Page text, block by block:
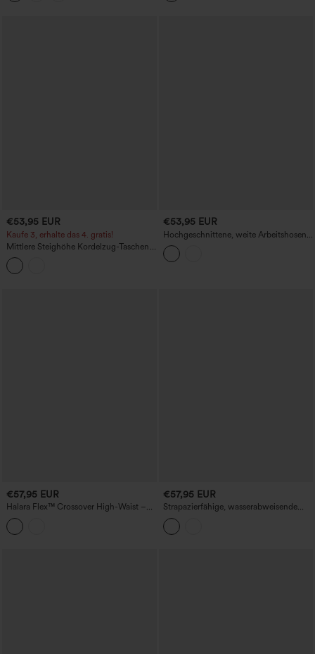
€53,95 EUR
Kaufe 3, erhalte das 4. gratis!
Mittlere Steighöhe Kordelzug-Taschen
Weite Beinschnitt Cargo Freizeit Hose
€53,95 EUR
Hochgeschnittene, weite Arbeitshosen
mit Taschen
€57,95 EUR
Halara Flex™ Crossover High-Waist –
lässige Jeans mit weitem Bein und
Taschen
€57,95 EUR
Strapazierfähige, wasserabweisende
Wanderhosen mit mittlerer Bundhöhe,
geradem Bein und Taschen